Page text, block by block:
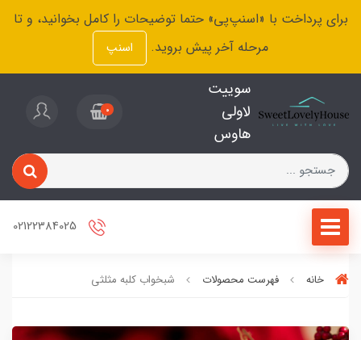
برای پرداخت با «اسنپ‌پی» حتما توضیحات را کامل بخوانید، و تا
مرحله آخر پیش بروید.
اسنپ
سوییت
لاولی
هاوس
0
خانه فهرست محصولات شبخواب کلبه مثلثی